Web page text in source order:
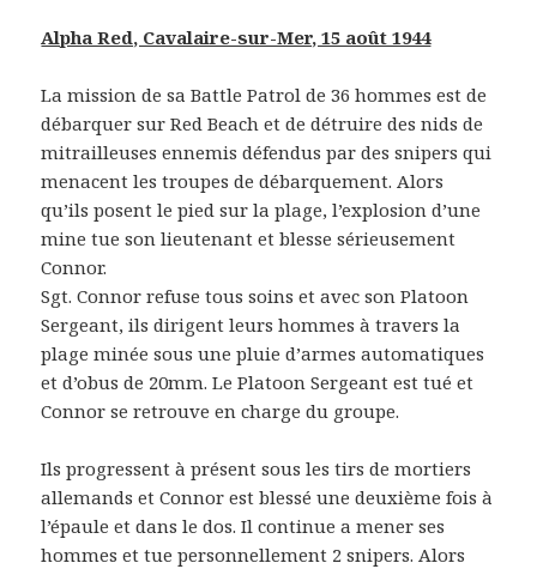
Alpha Red, Cavalaire-sur-Mer, 15 août 1944
La mission de sa Battle Patrol de 36 hommes est de
débarquer sur Red Beach et de détruire des nids de
mitrailleuses ennemis défendus par des snipers qui
menacent les troupes de débarquement. Alors
qu’ils posent le pied sur la plage, l’explosion d’une
mine tue son lieutenant et blesse sérieusement
Connor.
Sgt. Connor refuse tous soins et avec son Platoon
Sergeant, ils dirigent leurs hommes à travers la
plage minée sous une pluie d’armes automatiques
et d’obus de 20mm. Le Platoon Sergeant est tué et
Connor se retrouve en charge du groupe.
Ils progressent à présent sous les tirs de mortiers
allemands et Connor est blessé une deuxième fois à
l’épaule et dans le dos. Il continue a mener ses
hommes et tue personnellement 2 snipers. Alors